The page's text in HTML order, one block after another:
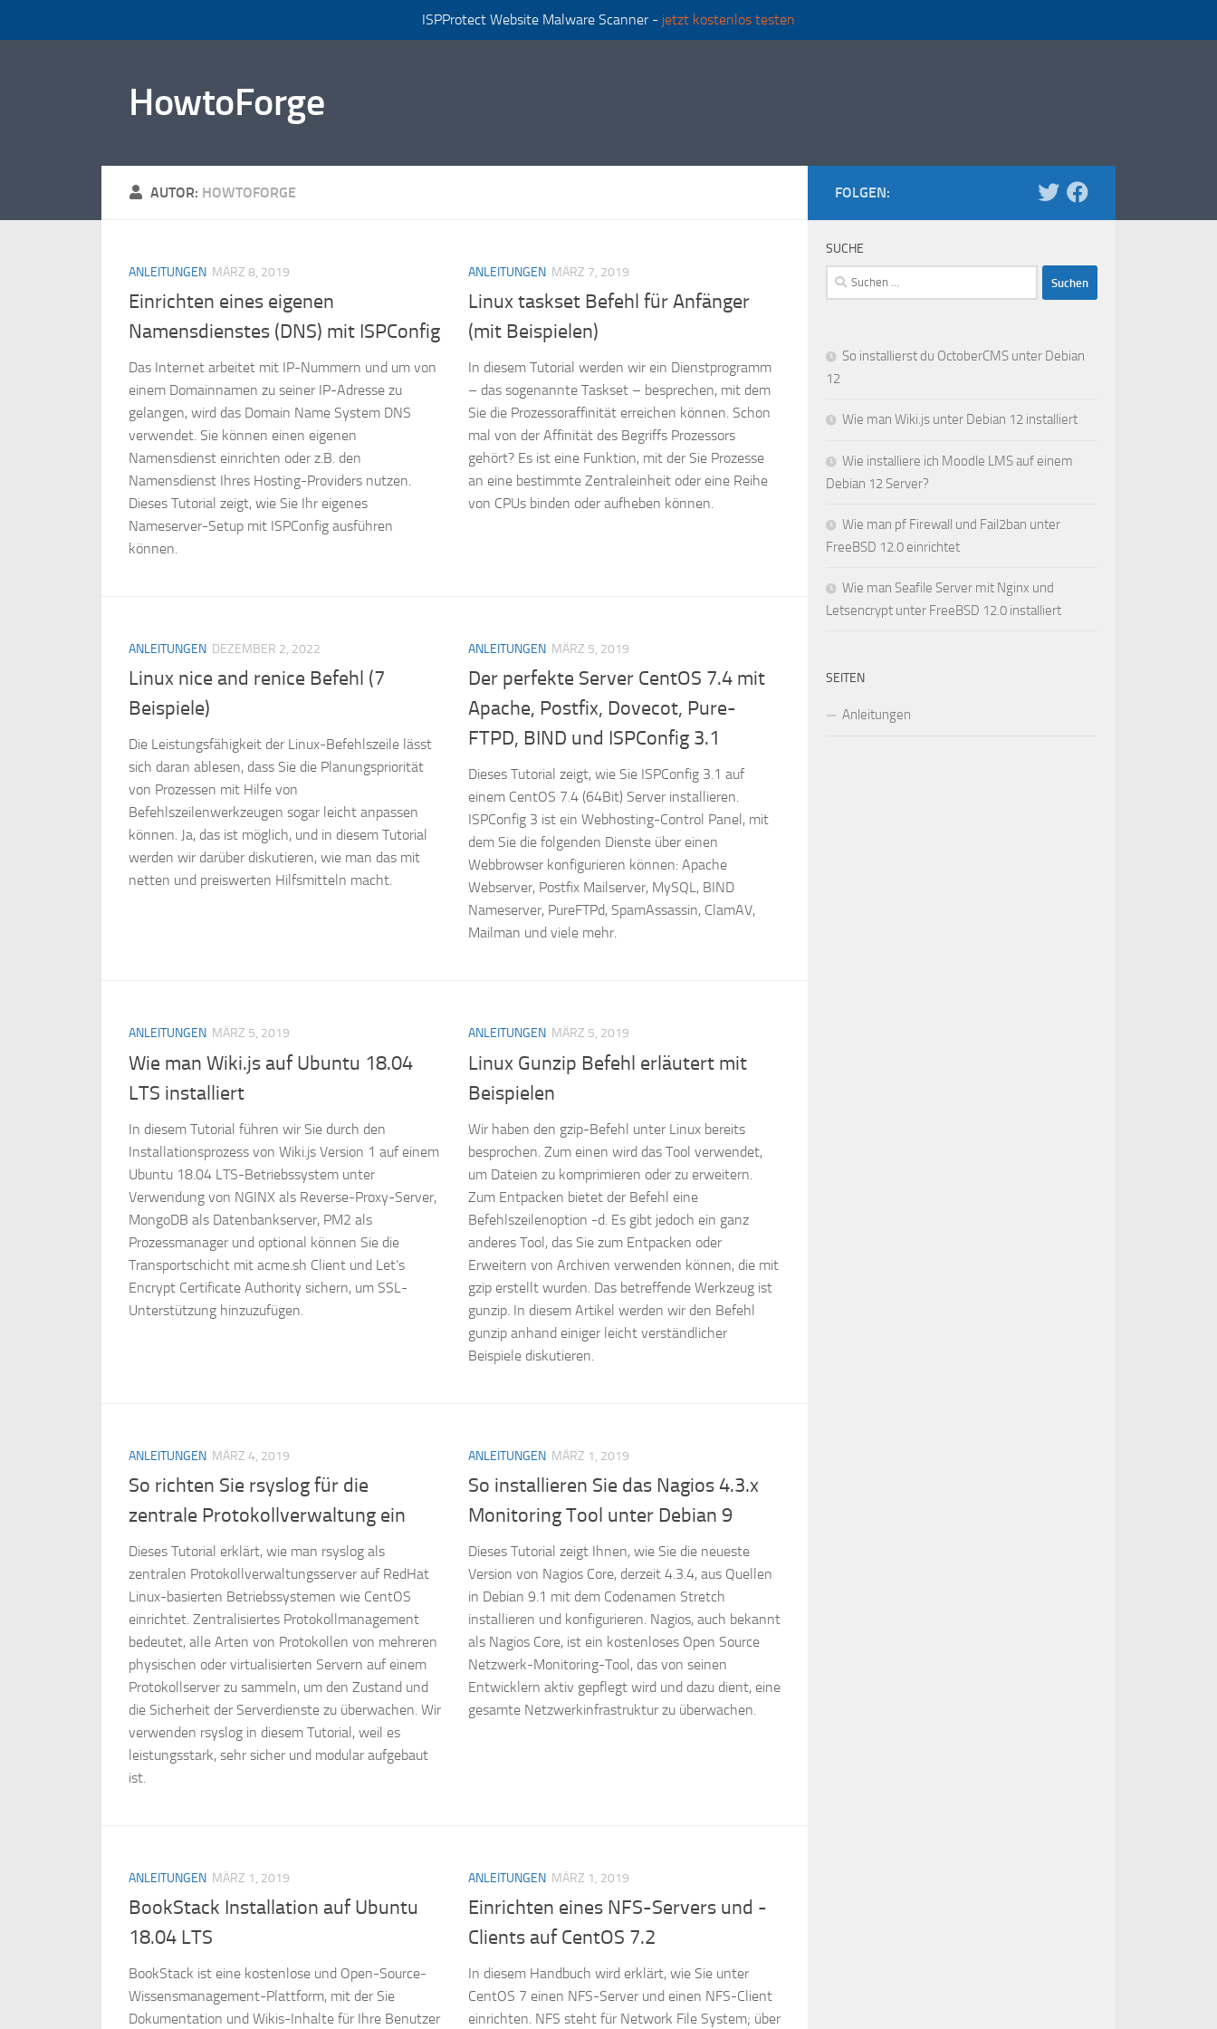
ISPProtect Website Malware Scanner - jetzt kostenlos testen
HowtoForge
AUTOR: HOWTOFORGE
ANLEITUNGEN MÄRZ 8, 2019
Einrichten eines eigenen
Namensdienstes (DNS) mit ISPConfig
Das Internet arbeitet mit IP-Nummern und um von
einem Domainnamen zu seiner IP-Adresse zu
gelangen, wird das Domain Name System DNS
verwendet. Sie können einen eigenen
Namensdienst einrichten oder z.B. den
Namensdienst Ihres Hosting-Providers nutzen.
Dieses Tutorial zeigt, wie Sie Ihr eigenes
Nameserver-Setup mit ISPConfig ausführen
können.
ANLEITUNGEN MÄRZ 7, 2019
Linux taskset Befehl für Anfänger
(mit Beispielen)
In diesem Tutorial werden wir ein Dienstprogramm
– das sogenannte Taskset – besprechen, mit dem
Sie die Prozessoraffinität erreichen können. Schon
mal von der Affinität des Begriffs Prozessors
gehört? Es ist eine Funktion, mit der Sie Prozesse
an eine bestimmte Zentraleinheit oder eine Reihe
von CPUs binden oder aufheben können.
ANLEITUNGEN DEZEMBER 2, 2022
Linux nice and renice Befehl (7
Beispiele)
Die Leistungsfähigkeit der Linux-Befehlszeile lässt
sich daran ablesen, dass Sie die Planungspriorität
von Prozessen mit Hilfe von
Befehlszeilenwerkzeugen sogar leicht anpassen
können. Ja, das ist möglich, und in diesem Tutorial
werden wir darüber diskutieren, wie man das mit
netten und preiswerten Hilfsmitteln macht.
ANLEITUNGEN MÄRZ 5, 2019
Der perfekte Server CentOS 7.4 mit
Apache, Postfix, Dovecot, Pure-
FTPD, BIND und ISPConfig 3.1
Dieses Tutorial zeigt, wie Sie ISPConfig 3.1 auf
einem CentOS 7.4 (64Bit) Server installieren.
ISPConfig 3 ist ein Webhosting-Control Panel, mit
dem Sie die folgenden Dienste über einen
Webbrowser konfigurieren können: Apache
Webserver, Postfix Mailserver, MySQL, BIND
Nameserver, PureFTPd, SpamAssassin, ClamAV,
Mailman und viele mehr.
ANLEITUNGEN MÄRZ 5, 2019
Wie man Wiki.js auf Ubuntu 18.04
LTS installiert
In diesem Tutorial führen wir Sie durch den
Installationsprozess von Wiki.js Version 1 auf einem
Ubuntu 18.04 LTS-Betriebssystem unter
Verwendung von NGINX als Reverse-Proxy-Server,
MongoDB als Datenbankserver, PM2 als
Prozessmanager und optional können Sie die
Transportschicht mit acme.sh Client und Let’s
Encrypt Certificate Authority sichern, um SSL-
Unterstützung hinzuzufügen.
ANLEITUNGEN MÄRZ 5, 2019
Linux Gunzip Befehl erläutert mit
Beispielen
Wir haben den gzip-Befehl unter Linux bereits
besprochen. Zum einen wird das Tool verwendet,
um Dateien zu komprimieren oder zu erweitern.
Zum Entpacken bietet der Befehl eine
Befehlszeilenoption -d. Es gibt jedoch ein ganz
anderes Tool, das Sie zum Entpacken oder
Erweitern von Archiven verwenden können, die mit
gzip erstellt wurden. Das betreffende Werkzeug ist
gunzip. In diesem Artikel werden wir den Befehl
gunzip anhand einiger leicht verständlicher
Beispiele diskutieren.
ANLEITUNGEN MÄRZ 4, 2019
So richten Sie rsyslog für die
zentrale Protokollverwaltung ein
Dieses Tutorial erklärt, wie man rsyslog als
zentralen Protokollverwaltungsserver auf RedHat
Linux-basierten Betriebssystemen wie CentOS
einrichtet. Zentralisiertes Protokollmanagement
bedeutet, alle Arten von Protokollen von mehreren
physischen oder virtualisierten Servern auf einem
Protokollserver zu sammeln, um den Zustand und
die Sicherheit der Serverdienste zu überwachen. Wir
verwenden rsyslog in diesem Tutorial, weil es
leistungsstark, sehr sicher und modular aufgebaut
ist.
ANLEITUNGEN MÄRZ 1, 2019
So installieren Sie das Nagios 4.3.x
Monitoring Tool unter Debian 9
Dieses Tutorial zeigt Ihnen, wie Sie die neueste
Version von Nagios Core, derzeit 4.3.4, aus Quellen
in Debian 9.1 mit dem Codenamen Stretch
installieren und konfigurieren. Nagios, auch bekannt
als Nagios Core, ist ein kostenloses Open Source
Netzwerk-Monitoring-Tool, das von seinen
Entwicklern aktiv gepflegt wird und dazu dient, eine
gesamte Netzwerkinfrastruktur zu überwachen.
ANLEITUNGEN MÄRZ 1, 2019
BookStack Installation auf Ubuntu
18.04 LTS
BookStack ist eine kostenlose und Open-Source-
Wissensmanagement-Plattform, mit der Sie
Dokumentation und Wikis-Inhalte für Ihre Benutzer
ANLEITUNGEN MÄRZ 1, 2019
Einrichten eines NFS-Servers und -
Clients auf CentOS 7.2
In diesem Handbuch wird erklärt, wie Sie unter
CentOS 7 einen NFS-Server und einen NFS-Client
einrichten. NFS steht für Network File System; über
FOLGEN:
SUCHE
Suchen
nach:
So installierst du OctoberCMS unter Debian
12
Wie man Wiki.js unter Debian 12 installiert
Wie installiere ich Moodle LMS auf einem
Debian 12 Server?
Wie man pf Firewall und Fail2ban unter
FreeBSD 12.0 einrichtet
Wie man Seafile Server mit Nginx und
Letsencrypt unter FreeBSD 12.0 installiert
SEITEN
Anleitungen